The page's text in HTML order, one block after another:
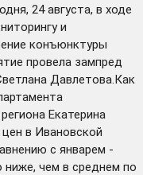
24 августа, в ходе
и
конъюнктуры
провела зампред
Давлетова.Как
Екатерина
в Ивановской
с январем -
ниже, чем в среднем по